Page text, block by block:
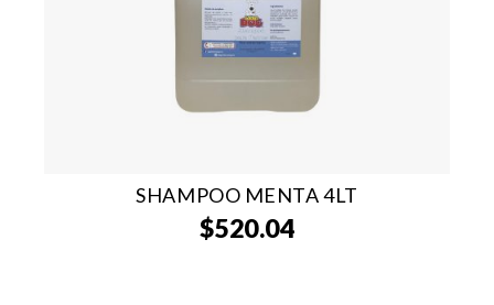
SHAMPOO MENTA 4LT
$520.04